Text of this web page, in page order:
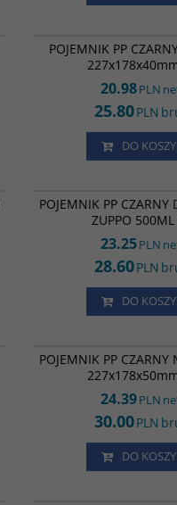
POJEMNIK PP
20.98PLN
25.80PLN
DO
500ML A50
POJEMNIK PP CZARNY
ZUPPO
23.25PLN
28.60PLN
DO
227x178x50mm A50
POJEMNIK PP CZARNY
24.39PLN
30.00PLN
DO